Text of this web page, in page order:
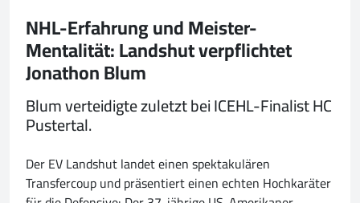
NHL-Erfahrung und Meister-
Mentalität: Landshut verpflichtet
Jonathon Blum
Blum verteidigte zuletzt bei ICEHL-Finalist HC
Pustertal.
Der EV Landshut landet einen spektakulären
Transfercoup und präsentiert einen echten Hochkaräter